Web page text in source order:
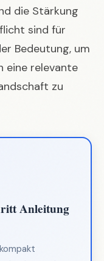
die Stärkung
sind für
Bedeutung, um
eine relevante
zu
Anleitung